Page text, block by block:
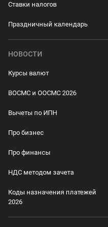
Ставки налогов
Праздничный календарь
НОВОСТИ
Курсы валют
ВОСМС и ООСМС 2026
Вычеты по ИПН
Про бизнес
Про финансы
НДС методом зачета
Коды назначения платежей
2026